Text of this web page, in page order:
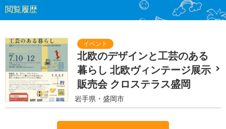
閲覧履歴
北欧のデザインと工芸のある
暮らし 北欧ヴィンテージ展示
販売会 クロステラス盛岡
岩手県・盛岡市